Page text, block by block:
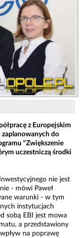
z Europejskim
zaplanowanych do
"Zwiększenie
uczestniczą środki
nie jest
- mówi Paweł
warunki - w tym
instytucjach
sobą EBI jest mowa
a przedstawiony
na poprawę